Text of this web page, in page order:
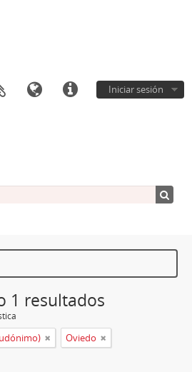
Iniciar sesión
1 resultados
Oviedo